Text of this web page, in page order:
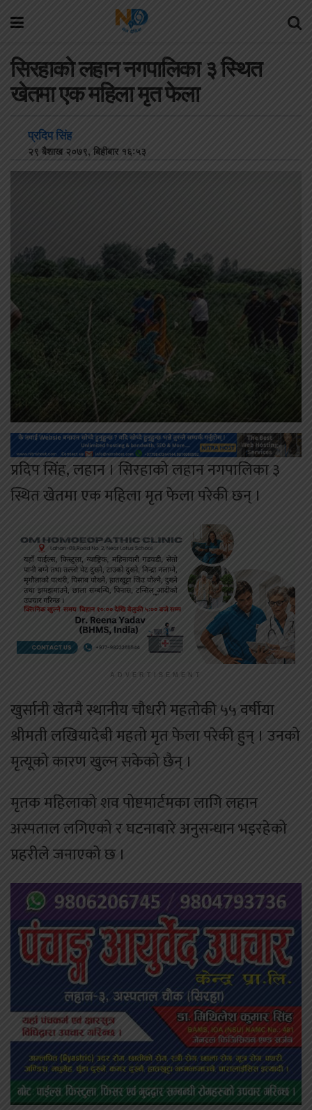
सिरहाको लहान नगपालिका ३ स्थित
खेतमा एक महिला मृत फेला
प्रदिप सिंह
२९ बैशाख २०७९, बिहीबार १६:५३
प्रदिप सिंह, लहान । सिरहाको लहान नगपालिका ३
स्थित खेतमा एक महिला मृत फेला परेकी छन् ।
ADVERTISEMENT
खुर्सानी खेतमै स्थानीय चौधरी महतोकी ५५ वर्षीया
श्रीमती लखियादेबी महतो मृत फेला परेकी हुन् । उनको
मृत्यूको कारण खुल्न सकेको छैन् ।
मृतक महिलाको शव पोष्टमार्टमका लागि लहान
अस्पताल लगिएको र घटनाबारे अनुसन्धान भइरहेको
प्रहरीले जनाएको छ ।